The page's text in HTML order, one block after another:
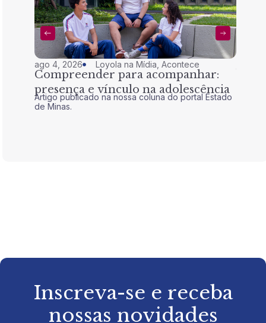
ago 4, 2026 Loyola na Mídia ,Acontece
Compreender para acompanhar:
presença e vínculo na adolescência
Artigo publicado na nossa coluna do portal Estado
de Minas.
Inscreva-se e receba
nossas novidades